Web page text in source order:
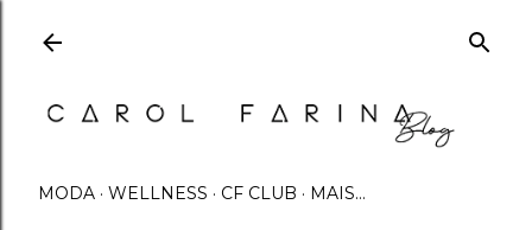
MODA WELLNESS CF CLUB MAIS…